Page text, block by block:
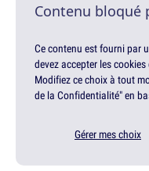
Contenu bloqué
Ce contenu est fourni par
devez accepter les
Modifiez ce choix à tout
de la Confidentialité" en
Gérer mes choix